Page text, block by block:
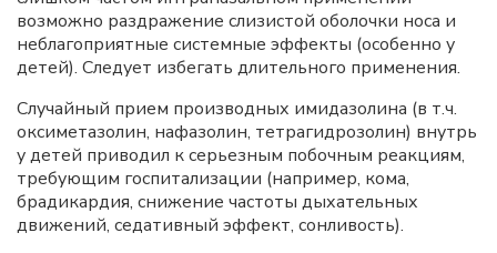
возможно раздражение слизистой оболочки носа и
неблагоприятные системные эффекты (особенно у
детей). Следует избегать длительного применения.
Случайный прием производных имидазолина (в т.ч.
оксиметазолин, нафазолин, тетрагидрозолин) внутрь
у детей приводил к серьезным побочным реакциям,
требующим госпитализации (например, кома,
брадикардия, снижение частоты дыхательных
движений, седативный эффект, сонливость).